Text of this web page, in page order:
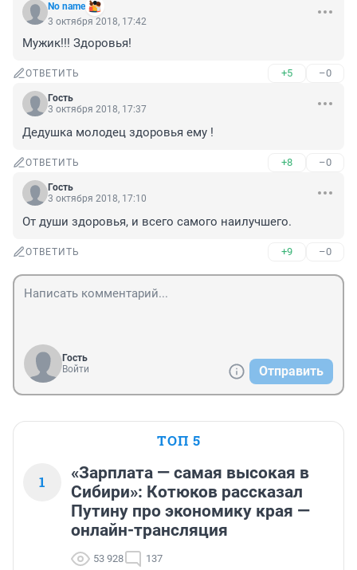
No name
3 октября 2018, 17:42
Мужик!!! Здоровья!
ОТВЕТИТЬ +5 –0
Гость
3 октября 2018, 17:37
Дедушка молодец здоровья ему !
ОТВЕТИТЬ +8 –0
Гость
3 октября 2018, 17:10
От души здоровья, и всего самого наилучшего.
ОТВЕТИТЬ +9 –0
Гость
Войти
Отправить
ТОП 5
1
«Зарплата — самая высокая в
Сибири»: Котюков рассказал
Путину про экономику края —
онлайн-трансляция
53 928 137